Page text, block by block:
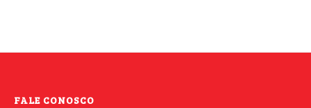
FALE CONOSCO